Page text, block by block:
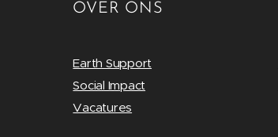
OVER ONS
Earth Support
Social Impact
Vacatures